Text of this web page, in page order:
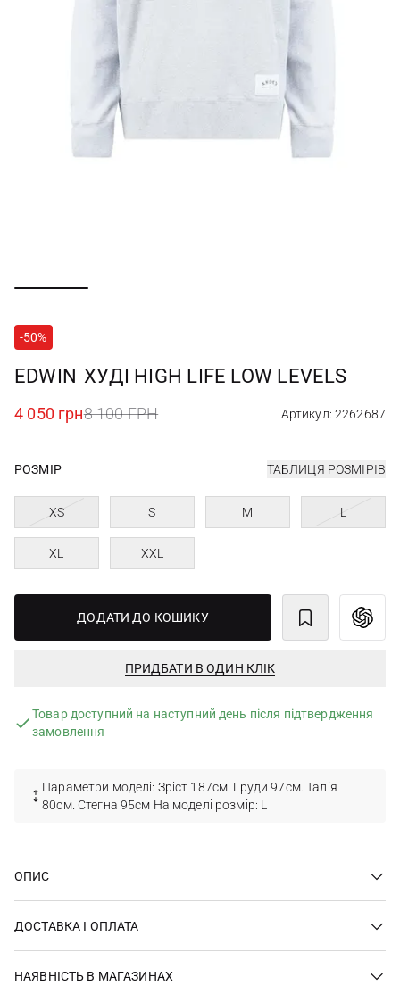
-50%
EDWIN ХУДІ HIGH LIFE LOW LEVELS
4 050 грн8 100 ГРН Артикул: 2262687
РОЗМІР ТАБЛИЦЯ РОЗМІРІВ
XS S M L
XL XXL
ДОДАТИ ДО КОШИКУ
ПРИДБАТИ В ОДИН КЛІК
Товар доступний на наступний день після підтвердження
замовлення
Параметри моделі: Зріст 187см. Груди 97см. Талія
80см. Стегна 95см На моделі розмір: L
ОПИС
ДОСТАВКА І ОПЛАТА
НАЯВНІСТЬ В МАГАЗИНАХ